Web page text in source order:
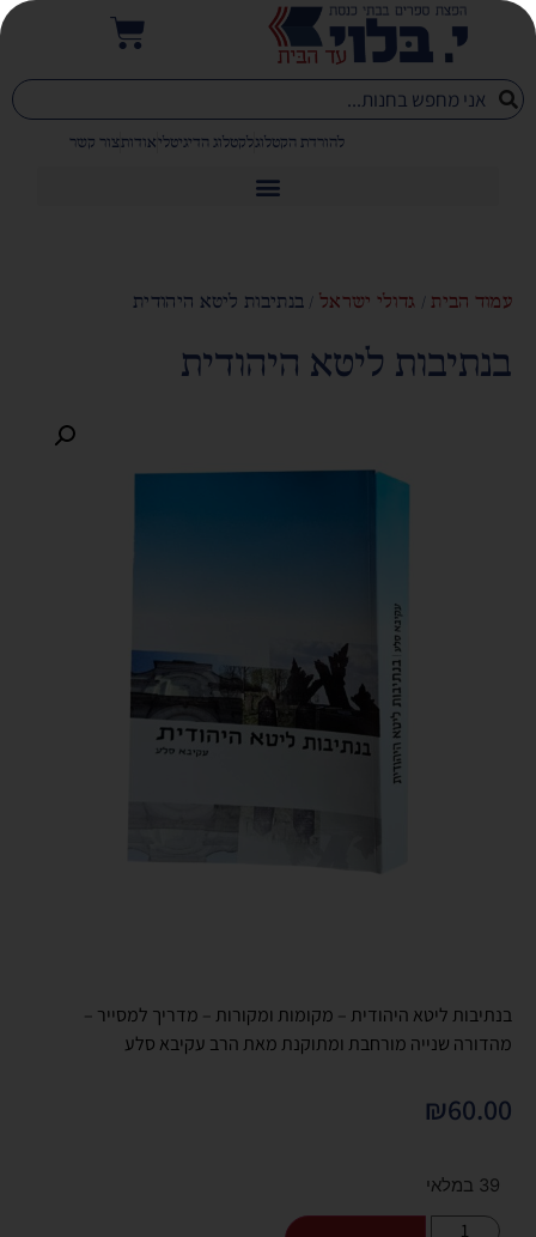
להורדת הקטלוגלקטלוג הדיגיטליאודותצור קשר
עמוד הבית/ גדולי ישראל / בנתיבות ליטא היהודית
בנתיבות ליטא היהודית
בנתיבות ליטא היהודית – מקומות ומקורות – מדריך למסייר –
מהדורה שנייה מורחבת ומתוקנת מאת הרב עקיבא סלע
₪60.00
39 במלאי